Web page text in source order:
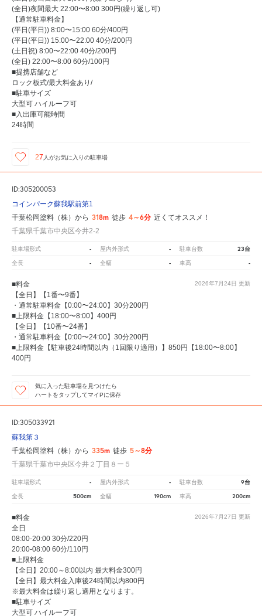
(全日)夜間最大 22:00〜8:00 300円(繰り返し可)
【通常駐車料金】
(平日(平日)) 8:00〜15:00 60分/400円
(平日(平日)) 15:00〜22:00 40分/200円
(土日祝) 8:00〜22:00 40分/200円
(全日) 22:00〜8:00 60分/100円
■提携店舗など
ロック板式/最大料金あり/
■駐車サイズ
大型可 ハイルーフ可
■入出庫可能時間
24時間
27 人がお気に入りの駐車場
ID:305200053
コインパーク蘇我駅前第1
千葉松岡塗料（株）から 318m 徒歩 4～6分 近くてオススメ！
千葉県千葉市中央区今井2-2
駐車場形式 - 屋内外形式 - 駐車台数 23台
全長 - 全幅 - 車高 -
2026年7月24日 更新
■料金
【全日】【1番〜9番】
・通常駐車料金【0:00〜24:00】30分200円
■上限料金【18:00〜8:00】400円
【全日】【10番〜24番】
・通常駐車料金【0:00〜24:00】30分200円
■上限料金【駐車後24時間以内（1回限り適用）】850円【18:00〜8:00】
400円
気に入った駐車場を見つけたら
ハートをタップしてマイPに保存
ID:305033921
蘇我第３
千葉松岡塗料（株）から 335m 徒歩 5～8分
千葉県千葉市中央区今井２丁目８ー５
駐車場形式 - 屋内外形式 - 駐車台数 9台
全長 500cm 全幅 190cm 車高 200cm
2026年7月27日 更新
■料金
全日
08:00-20:00 30分/220円
20:00-08:00 60分/110円
■上限料金
【全日】20:00～8:00以内 最大料金300円
【全日】最大料金入庫後24時間以内800円
※最大料金は繰り返し適用となります。
■駐車サイズ
大型可 ハイルーフ可